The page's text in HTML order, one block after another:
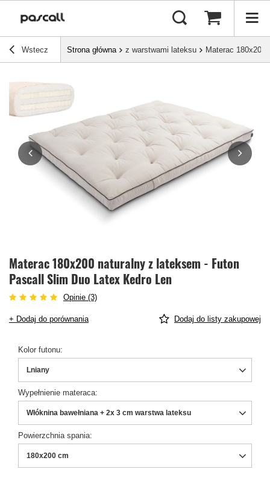
Wstecz Strona główna z warstwami lateksu Materac
Materac 180x200 naturalny z lateksem - Futon
Pascall Slim Duo Latex Kedro Len
Opinie (3)
+ Dodaj do porównania Dodaj do listy zakupowej
Kolor futonu
Lniany
Wypełnienie materaca
Włóknina bawełniana + 2x 3 cm warstwa lateksu
Powierzchnia spania
180x200 cm